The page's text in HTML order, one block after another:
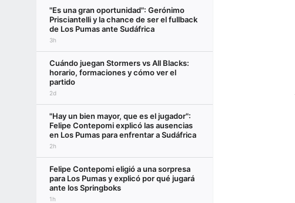
"Es una gran oportunidad": Gerónimo
Prisciantelli y la chance de ser el fullback
de Los Pumas ante Sudáfrica
3h
Cuándo juegan Stormers vs All Blacks:
horario, formaciones y cómo ver el
partido
2d
"Hay un bien mayor, que es el jugador":
Felipe Contepomi explicó las ausencias
en Los Pumas para enfrentar a Sudáfrica
2h
Felipe Contepomi eligió a una sorpresa
para Los Pumas y explicó por qué jugará
ante los Springboks
1h